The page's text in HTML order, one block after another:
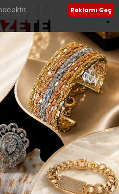
DE
Reklamı Geç